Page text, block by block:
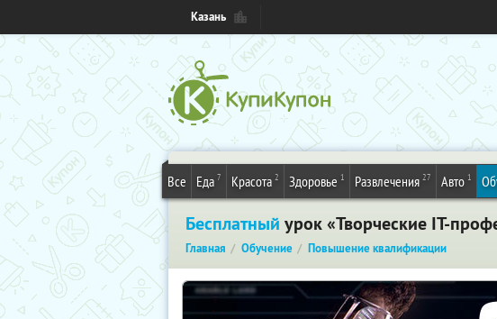
Казань
Все Еда 7 Красота 2 Здоровье 1 Развлечения 27 Авто 1
Бесплатный урок «Творческие IT-
Главная Обучение Повышение квалификации